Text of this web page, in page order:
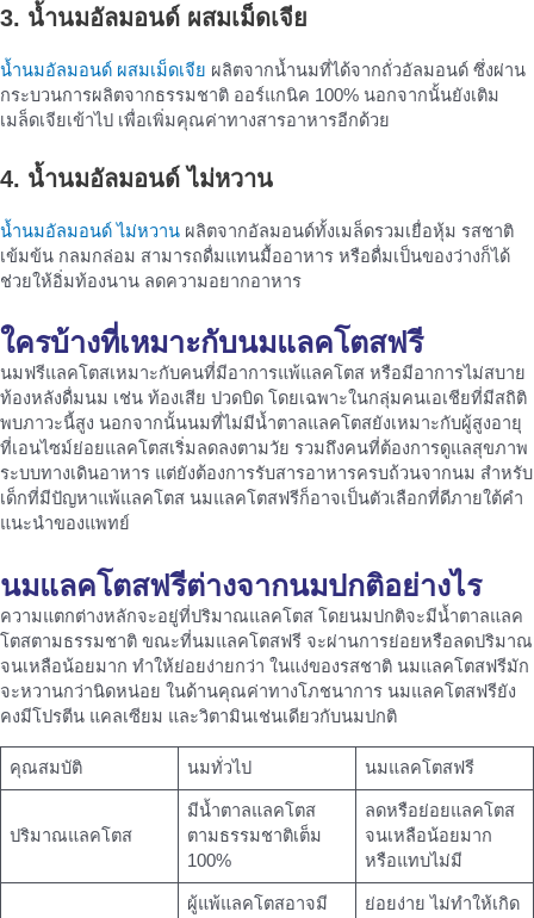
3. น้ำนมอัลมอนด์ ผสมเม็ดเจีย
น้ำนมอัลมอนด์ ผสมเม็ดเจีย ผลิตจากน้ำนมที่ได้จากถั่วอัลมอนด์ ซึ่งผ่าน
กระบวนการผลิตจากธรรมชาติ ออร์แกนิค 100% นอกจากนั้นยังเติม
เมล็ดเจียเข้าไป เพื่อเพิ่มคุณค่าทางสารอาหารอีกด้วย
4. น้ำนมอัลมอนด์ ไม่หวาน
น้ำนมอัลมอนด์ ไม่หวาน ผลิตจากอัลมอนด์ทั้งเมล็ดรวมเยื่อหุ้ม รสชาติ
เข้มข้น กลมกล่อม สามารถดื่มแทนมื้ออาหาร หรือดื่มเป็นของว่างก็ได้
ช่วยให้อิ่มท้องนาน ลดความอยากอาหาร
ใครบ้างที่เหมาะกับนมแลคโตสฟรี
นมฟรีแลคโตสเหมาะกับคนที่มีอาการแพ้แลคโตส หรือมีอาการไม่สบาย
ท้องหลังดื่มนม เช่น ท้องเสีย ปวดบิด โดยเฉพาะในกลุ่มคนเอเชียที่มีสถิติ
พบภาวะนี้สูง นอกจากนั้นนมที่ไม่มีน้ำตาลแลคโตสยังเหมาะกับผู้สูงอายุ
ที่เอนไซม์ย่อยแลคโตสเริ่มลดลงตามวัย รวมถึงคนที่ต้องการดูแลสุขภาพ
ระบบทางเดินอาหาร แต่ยังต้องการรับสารอาหารครบถ้วนจากนม สำหรับ
เด็กที่มีปัญหาแพ้แลคโตส นมแลคโตสฟรีก็อาจเป็นตัวเลือกที่ดีภายใต้คำ
แนะนำของแพทย์
นมแลคโตสฟรีต่างจากนมปกติอย่างไร
ความแตกต่างหลักจะอยู่ที่ปริมาณแลคโตส โดยนมปกติจะมีน้ำตาลแลค
โตสตามธรรมชาติ ขณะที่นมแลคโตสฟรี จะผ่านการย่อยหรือลดปริมาณ
จนเหลือน้อยมาก ทำให้ย่อยง่ายกว่า ในแง่ของรสชาติ นมแลคโตสฟรีมัก
จะหวานกว่านิดหน่อย ในด้านคุณค่าทางโภชนาการ นมแลคโตสฟรียัง
คงมีโปรตีน แคลเซียม และวิตามินเช่นเดียวกับนมปกติ
คุณสมบัติ นมทั่วไป นมแลคโตสฟรี
ปริมาณแลคโตส
มีน้ำตาลแลคโตส
ตามธรรมชาติเต็ม
100%
ลดหรือย่อยแลคโตส
จนเหลือน้อยมาก
หรือแทบไม่มี
ผู้แพ้แลคโตสอาจมี
ย่อยง่าย ไม่ทำให้เกิด